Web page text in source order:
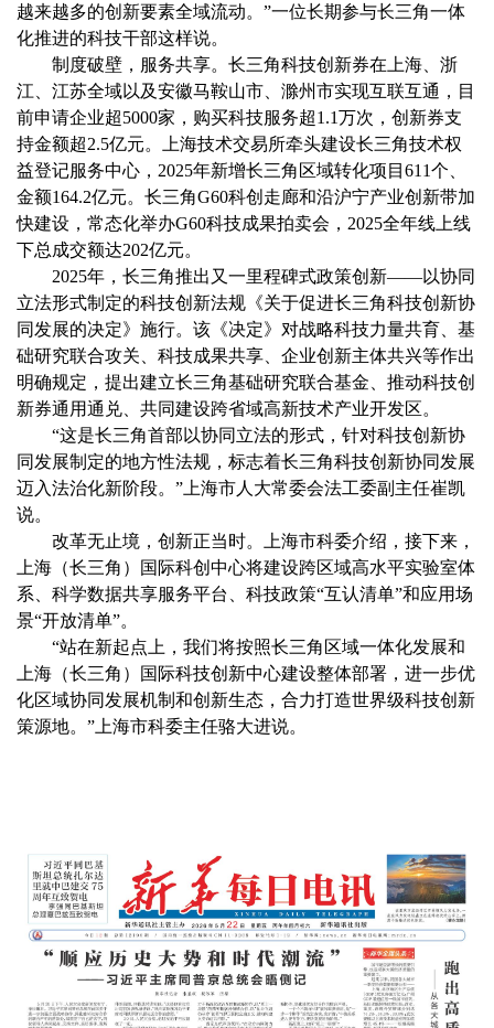
越来越多的创新要素全域流动。”一位长期参与长三角一体
化推进的科技干部这样说。
制度破壁，服务共享。长三角科技创新券在上海、浙
江、江苏全域以及安徽马鞍山市、滁州市实现互联互通，目
前申请企业超5000家，购买科技服务超1.1万次，创新券支
持金额超2.5亿元。上海技术交易所牵头建设长三角技术权
益登记服务中心，2025年新增长三角区域转化项目611个、
金额164.2亿元。长三角G60科创走廊和沿沪宁产业创新带加
快建设，常态化举办G60科技成果拍卖会，2025全年线上线
下总成交额达202亿元。
2025年，长三角推出又一里程碑式政策创新——以协同
立法形式制定的科技创新法规《关于促进长三角科技创新协
同发展的决定》施行。该《决定》对战略科技力量共育、基
础研究联合攻关、科技成果共享、企业创新主体共兴等作出
明确规定，提出建立长三角基础研究联合基金、推动科技创
新券通用通兑、共同建设跨省域高新技术产业开发区。
“这是长三角首部以协同立法的形式，针对科技创新协
同发展制定的地方性法规，标志着长三角科技创新协同发展
迈入法治化新阶段。”上海市人大常委会法工委副主任崔凯
说。
改革无止境，创新正当时。上海市科委介绍，接下来，
上海（长三角）国际科创中心将建设跨区域高水平实验室体
系、科学数据共享服务平台、科技政策“互认清单”和应用场
景“开放清单”。
“站在新起点上，我们将按照长三角区域一体化发展和
上海（长三角）国际科技创新中心建设整体部署，进一步优
化区域协同发展机制和创新生态，合力打造世界级科技创新
策源地。”上海市科委主任骆大进说。